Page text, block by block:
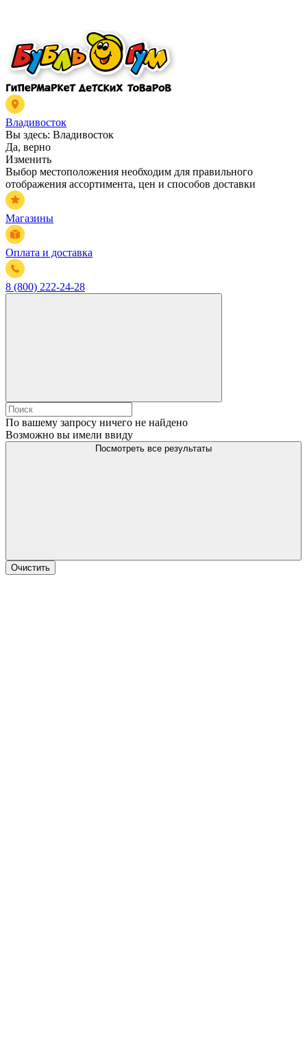
Владивосток
Вы здесь: Владивосток
Да, верно
Изменить
Выбор местоположения необходим для правильного
отображения ассортимента, цен и способов доставки
Магазины
Оплата и доставка
8 (800) 222-24-28
По вашему запросу ничего не найдено
Возможно вы имели ввиду
Посмотреть все результаты
Очистить